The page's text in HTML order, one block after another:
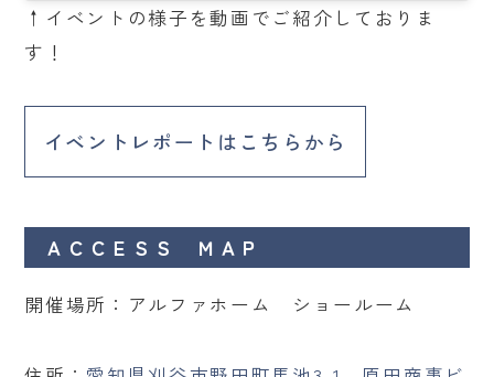
↑イベントの様子を動画でご紹介しておりま
す！
イベントレポートはこちらから
ＡＣＣＥＳＳ ＭＡＰ
開催場所：アルファホーム ショールーム